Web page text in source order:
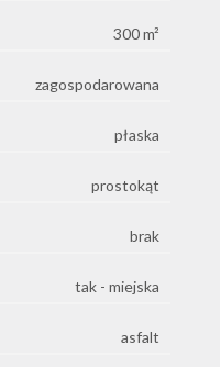
300 m²
zagospodarowana
płaska
prostokąt
brak
tak - miejska
asfalt